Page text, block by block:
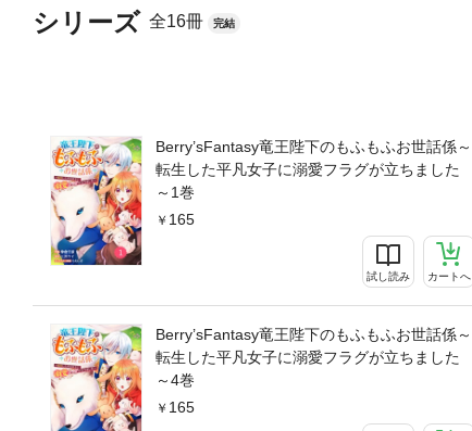
シリーズ 全16冊 完結
Berry’sFantasy竜王陛下のもふもふお世話係～
転生した平凡女子に溺愛フラグが立ちました
～1巻
165
試し読み カートへ
Berry’sFantasy竜王陛下のもふもふお世話係～
転生した平凡女子に溺愛フラグが立ちました
～4巻
165